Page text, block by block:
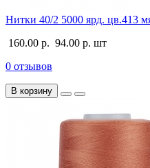
Нитки 40/2 5000 ярд. цв.413
160.00 р. 94.00 р. шт
0 отзывов
В корзину